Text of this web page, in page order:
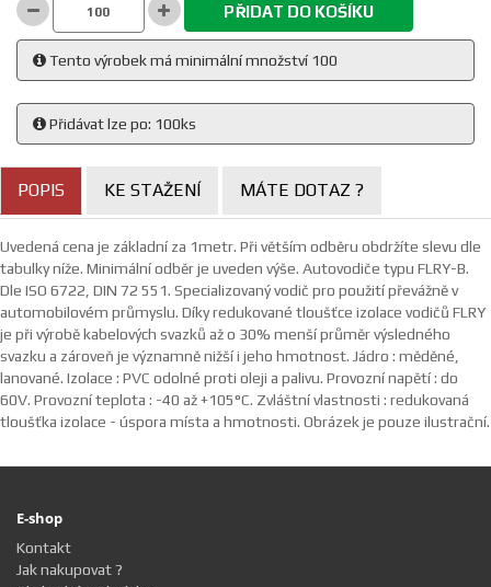
PŘIDAT DO KOŠÍKU
Tento výrobek má minimální množství 100
Přidávat lze po: 100ks
POPIS KE STAŽENÍ MÁTE DOTAZ ?
Uvedená cena je základní za 1metr. Při větším odběru obdržíte slevu dle
tabulky níže. Minimální odběr je uveden výše. Autovodiče typu FLRY-B.
Dle ISO 6722, DIN 72 551. Specializovaný vodič pro použití převážně v
automobilovém průmyslu. Díky redukované tloušťce izolace vodičů FLRY
je při výrobě kabelových svazků až o 30% menší průměr výsledného
svazku a zároveň je významně nižší i jeho hmotnost. Jádro : měděné,
lanované. Izolace : PVC odolné proti oleji a palivu. Provozní napětí : do
60V. Provozní teplota : -40 až +105°C. Zvláštní vlastnosti : redukovaná
tloušťka izolace - úspora místa a hmotnosti. Obrázek je pouze ilustrační.
E-shop
Kontakt
Jak nakupovat ?